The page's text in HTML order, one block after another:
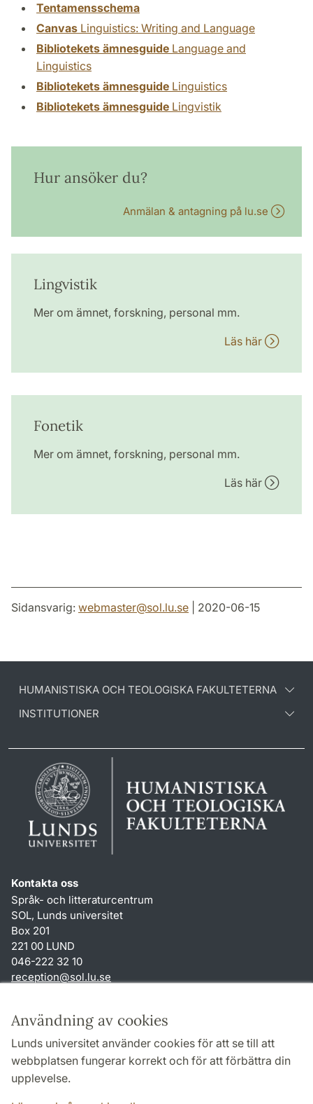
Användning av cookies
Lunds universitet använder cookies för att se till att
webbplatsen fungerar korrekt och för att förbättra din
upplevelse.
Tentamensschema
Canvas Linguistics: Writing and Language
Bibliotekets ämnesguide Language and
Linguistics
Bibliotekets ämnesguide Linguistics
Bibliotekets ämnesguide Lingvistik
Hur ansöker du?
Anmälan & antagning på lu.se
Lingvistik
Mer om ämnet, forskning, personal mm.
Läs här
Fonetik
Mer om ämnet, forskning, personal mm.
Läs här
Sidansvarig: webmaster@sol.lu.se | 2020-06-15
HUMANISTISKA OCH TEOLOGISKA FAKULTETERNA
INSTITUTIONER
Kontakta oss
Språk- och litteraturcentrum
SOL, Lunds universitet
Box 201
221 00 LUND
046-222 32 10
reception@sol.lu.se
Genvägar
Om webbplatsen och cookies
Behandling av personuppgifter
Tillgänglighetsredogörelse